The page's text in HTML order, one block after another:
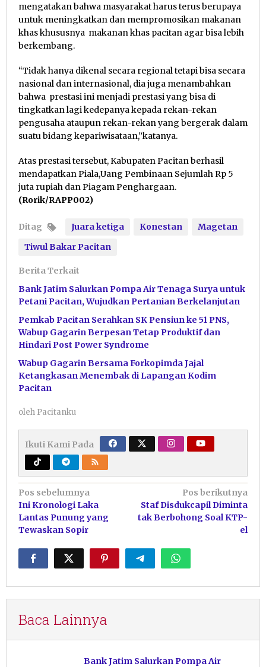
mengatakan bahwa masyarakat harus terus berupaya
untuk meningkatkan dan mempromosikan makanan
khas khususnya makanan khas pacitan agar bisa lebih
berkembang.
“Tidak hanya dikenal secara regional tetapi bisa secara
nasional dan internasional, dia juga menambahkan
bahwa prestasi ini menjadi prestasi yang bisa di
tingkatkan lagi kedepanya kepada rekan-rekan
pengusaha ataupun rekan-rekan yang bergerak dalam
suatu bidang kepariwisataan,”katanya.
Atas prestasi tersebut, Kabupaten Pacitan berhasil
mendapatkan Piala,Uang Pembinaan Sejumlah Rp 5
juta rupiah dan Piagam Penghargaan.
(Rorik/RAPP002)
Ditag Juara ketiga Konestan
Magetan
Tiwul Bakar Pacitan
Berita Terkait
Bank Jatim Salurkan Pompa Air Tenaga Surya untuk
Petani Pacitan, Wujudkan Pertanian Berkelanjutan
Pemkab Pacitan Serahkan SK Pensiun ke 51 PNS,
Wabup Gagarin Berpesan Tetap Produktif dan
Hindari Post Power Syndrome
Wabup Gagarin Bersama Forkopimda Jajal
Ketangkasan Menembak di Lapangan Kodim
Pacitan
oleh Pacitanku
Ikuti Kami Pada
Navigasi
pos
Pos sebelumnya
Ini Kronologi Laka
Lantas Punung yang
Tewaskan Sopir
Pos berikutnya
Staf Disdukcapil Diminta
tak Berbohong Soal KTP-
el
Baca Lainnya
Bank Jatim Salurkan Pompa Air